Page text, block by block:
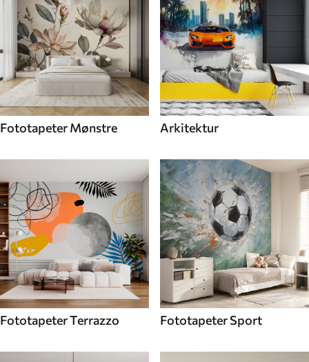
Fototapeter Mønstre Arkitektur
Fototapeter Terrazzo Fototapeter Sport